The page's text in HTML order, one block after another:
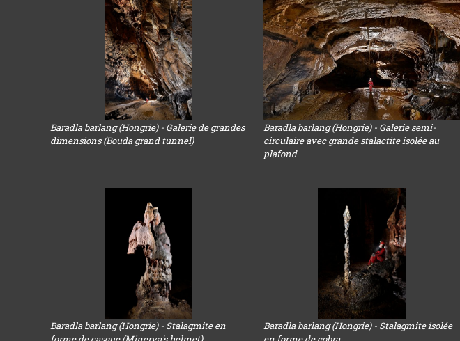
Baradla barlang (Hongrie) - Galerie de grandes
dimensions (Bouda grand tunnel)
Baradla barlang (Hongrie) - Galerie semi-
circulaire avec grande stalactite isolée au
plafond
Baradla barlang (Hongrie) - Stalagmite en
Baradla barlang (Hongrie) - Stalagmite isolée